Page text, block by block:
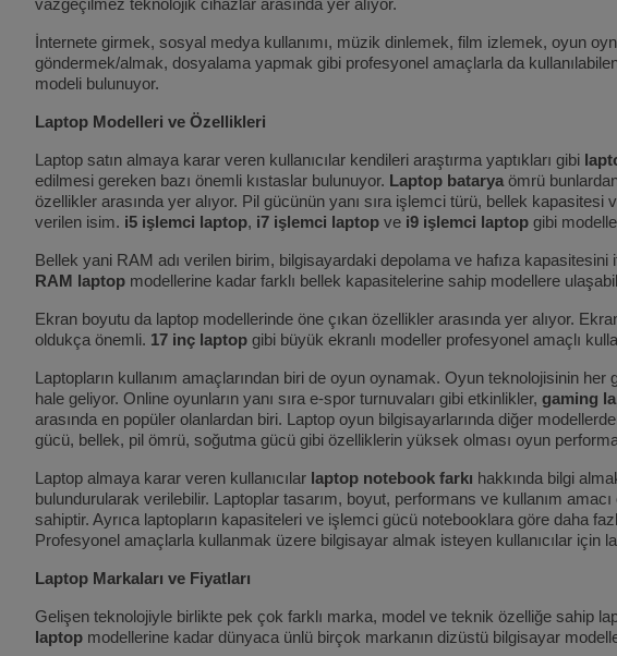
vazgeçilmez teknolojik cihazlar arasında yer alıyor.
İnternete girmek, sosyal medya kullanımı, müzik dinlemek, film izlemek, oyun
göndermek/almak, dosyalama yapmak gibi profesyonel amaçlarla da
modeli bulunuyor.
Laptop Modelleri ve Özellikleri
Laptop satın almaya karar veren kullanıcılar kendileri araştırma yaptıkları gibi
edilmesi gereken bazı önemli kıstaslar bulunuyor. Laptop batarya ömrü
özellikler arasında yer alıyor. Pil gücünün yanı sıra işlemci türü, bellek kapasitesi
verilen isim. i5 işlemci laptop, i7 işlemci laptop ve i9 işlemci laptop gibi
Bellek yani RAM adı verilen birim, bilgisayardaki depolama ve hafıza
RAM laptop modellerine kadar farklı bellek kapasitelerine sahip modellere
Ekran boyutu da laptop modellerinde öne çıkan özellikler arasında yer alıyor.
oldukça önemli. 17 inç laptop gibi büyük ekranlı modeller profesyonel amaçlı
Laptopların kullanım amaçlarından biri de oyun oynamak. Oyun teknolojisinin
hale geliyor. Online oyunların yanı sıra e-spor turnuvaları gibi etkinlikler, gaming
arasında en popüler olanlardan biri. Laptop oyun bilgisayarlarında diğer
gücü, bellek, pil ömrü, soğutma gücü gibi özelliklerin yüksek olması oyun
Laptop almaya karar veren kullanıcılar laptop notebook farkı hakkında bilgi
bulundurularak verilebilir. Laptoplar tasarım, boyut, performans ve kullanım
sahiptir. Ayrıca laptopların kapasiteleri ve işlemci gücü notebooklara göre daha
Profesyonel amaçlarla kullanmak üzere bilgisayar almak isteyen kullanıcılar için
Laptop Markaları ve Fiyatları
Gelişen teknolojiyle birlikte pek çok farklı marka, model ve teknik özelliğe sahip
laptop modellerine kadar dünyaca ünlü birçok markanın dizüstü bilgisayar